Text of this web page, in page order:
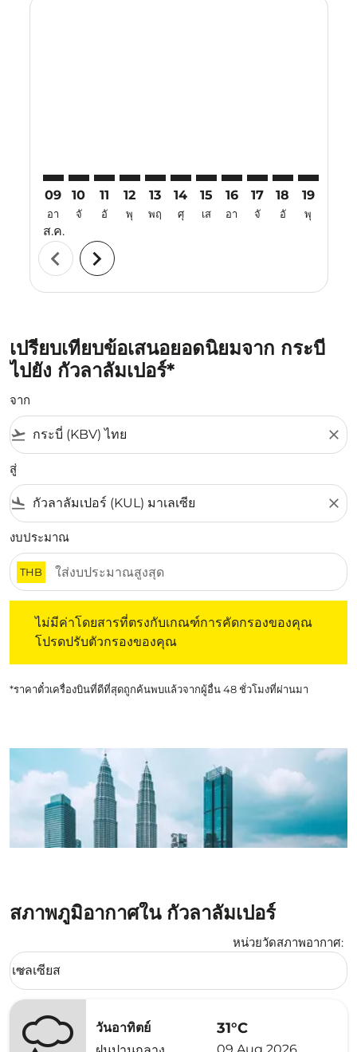
09
อา
ส.ค.
10
จั
11
อั
12
พุ
13
พฤ
14
ศุ
15
เส
16
อา
17
จั
18
อั
19
พุ
chevron_left chevron_right
เปรียบเทียบข้อเสนอยอดนิยมจาก กระบี่
ไปยัง กัวลาลัมเปอร์*
จาก
flight_takeoff close
สู่
flight_land close
งบประมาณ
THB
ไม่มีค่าโดยสารที่ตรงกับเกณฑ์การคัดกรองของคุณ
โปรดปรับตัวกรองของคุณ
*ราคาตั๋วเครื่องบินที่ดีที่สุดถูกค้นพบแล้วจากผู้อื่น 48 ชั่วโมงที่ผ่านมา
สภาพภูมิอากาศใน กัวลาลัมเปอร์
หน่วยวัดสภาพอากาศ:
Weather unit option เซลเซียส Selected
เซลเซียส
keyboard_arrow_down
วันอาทิตย์
31°C
09 Aug 2026